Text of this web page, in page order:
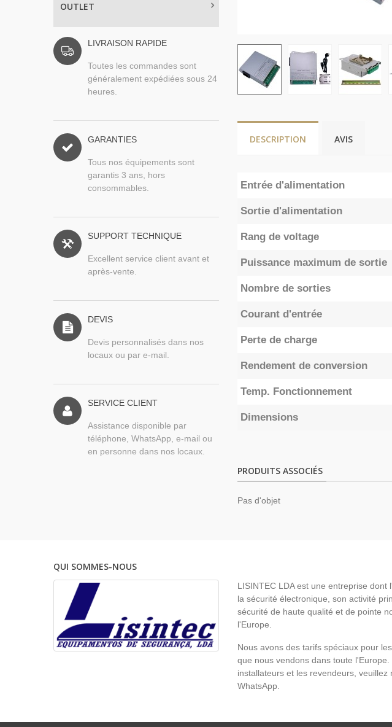
OUTLET
LIVRAISON RAPIDE
Toutes les commandes sont
généralement expédiées sous 24
heures.
GARANTIES
Tous nos équipements sont
garantis 3 ans, hors
consommables.
SUPPORT TECHNIQUE
Excellent service client avant et
après-vente.
DEVIS
Devis personnalisés dans nos
locaux ou par e-mail.
SERVICE CLIENT
Assistance disponible par
téléphone, WhatsApp, e-mail ou
en personne dans nos locaux.
DESCRIPTION AVIS
Entrée d'alimentation
Sortie d'alimentation
Rang de voltage
Puissance maximum de sortie
Nombre de sorties
Courant d'entrée
Perte de charge
Rendement de conversion
Temp. Fonctionnement
Dimensions
PRODUITS ASSOCIÉS
Pas d'objet
QUI SOMMES-NOUS
LISINTEC LDA est une entreprise
la sécurité électronique, son activité
sécurité de haute qualité et de pointe
l'Europe.
Nous avons des tarifs spéciaux pour
que nous vendons dans toute
installateurs et les revendeurs,
WhatsApp.